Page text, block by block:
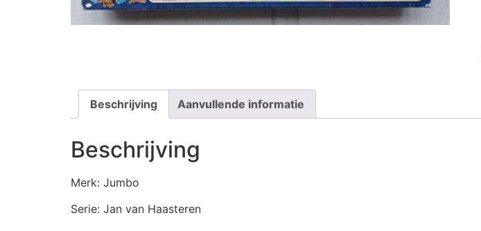
Beschrijving Aanvullende informatie
Beschrijving
Merk: Jumbo
Serie: Jan van Haasteren